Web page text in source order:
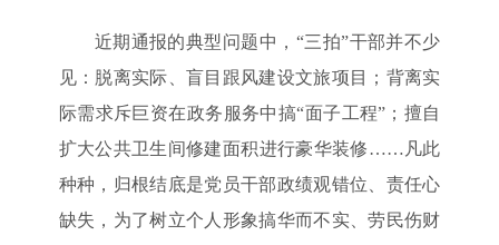
近期通报的典型问题中，“三拍”干部并不少
见：脱离实际、盲目跟风建设文旅项目；背离实
际需求斥巨资在政务服务中搞“面子工程”；擅自
扩大公共卫生间修建面积进行豪华装修……凡此
种种，归根结底是党员干部政绩观错位、责任心
缺失，为了树立个人形象搞华而不实、劳民伤财